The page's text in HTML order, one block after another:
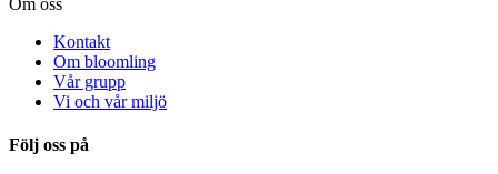
Om oss
Kontakt
Om bloomling
Vår grupp
Vi och vår miljö
Följ oss på